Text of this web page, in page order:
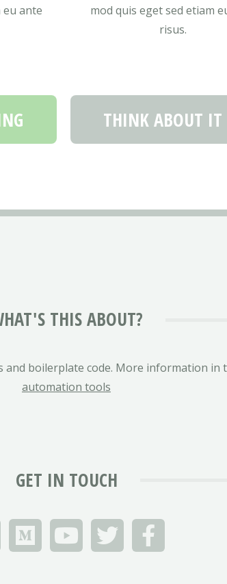
eu ante
mod quis eget sed etiam
risus.
THINK ABOUT IT
THIS ABOUT?
boilerplate code. More information in
automation tools
GET IN TOUCH